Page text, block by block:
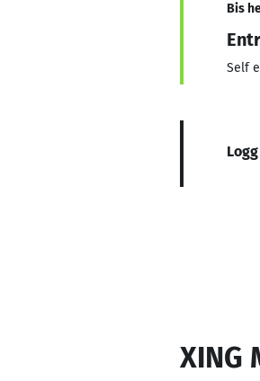
Bis
Self